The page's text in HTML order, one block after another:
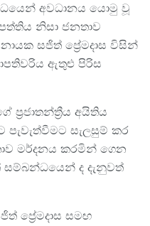
අවධානය යොමු වූ
නිසා ජනතාව
සජිත් ප්‍රේමදාස විසින්
ඇතුළු පිරිස
අයිතිය
සැලසුම් කර
මර්දනය කරමින් ගෙන
ද දැනුවත්
ප්‍රේමදාස සමඟ